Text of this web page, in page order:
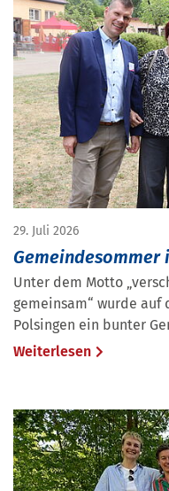
29. Juli 2026
Gemeindesommer
Unter dem Motto
gemeinsam“ wurde auf
Polsingen ein bunter
Weiterlesen